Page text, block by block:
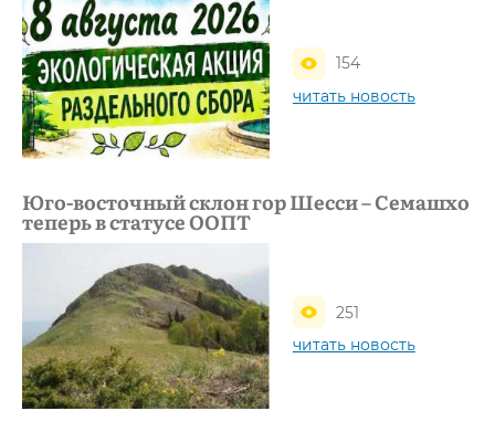
154
читать новость
Юго-восточный склон гор Шесси – Семашхо
теперь в статусе ООПТ
251
читать новость